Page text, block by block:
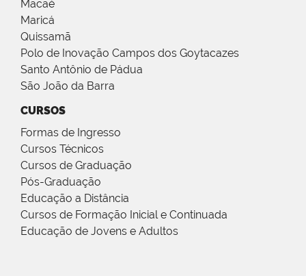
Macaé
Maricá
Quissamã
Polo de Inovação Campos dos Goytacazes
Santo Antônio de Pádua
São João da Barra
CURSOS
Formas de Ingresso
Cursos Técnicos
Cursos de Graduação
Pós-Graduação
Educação a Distância
Cursos de Formação Inicial e Continuada
Educação de Jovens e Adultos